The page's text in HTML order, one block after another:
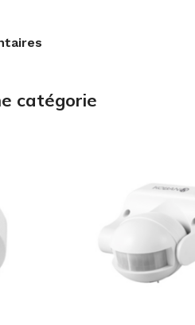
catégorie